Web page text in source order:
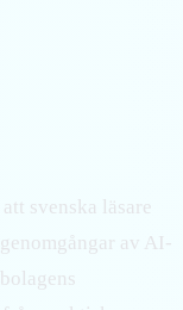
svenska läsare
av AI-